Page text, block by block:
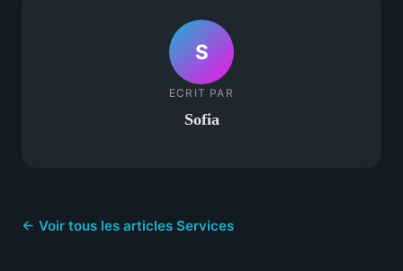
S
ECRIT PAR
Sofia
← Voir tous les articles Services